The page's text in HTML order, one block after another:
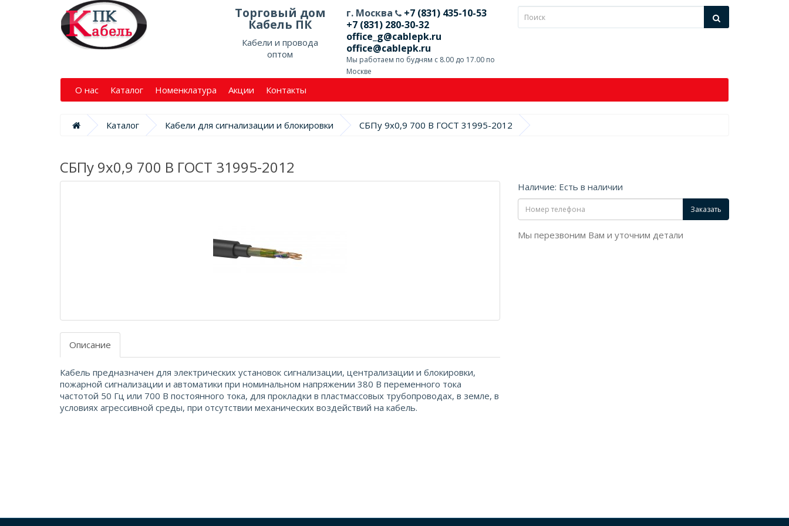
Торговый дом
Кабель ПК
Кабели и провода
оптом
г. Москва
+7 (831) 435-10-53
+7 (831) 280-30-32
office_g@cablepk.ru
office@cablepk.ru
Мы работаем по будням с 8.00 до 17.00 по
Москве
О нас Каталог Номенклатура Акции Контакты
Каталог Кабели для сигнализации и блокировки СБПу 9х0,9 700 В ГОСТ 31995-2012
СБПу 9х0,9 700 В ГОСТ 31995-2012
Описание
Кабель предназначен для электрических установок сигнализации, централизации и блокировки,
пожарной сигнализации и автоматики при номинальном напряжении 380 В переменного тока
частотой 50 Гц или 700 В постоянного тока, для прокладки в пластмассовых трубопроводах, в земле, в
условиях агрессивной среды, при отсутствии механических воздействий на кабель.
Наличие: Есть в наличии
Заказать
Мы перезвоним Вам и уточним детали